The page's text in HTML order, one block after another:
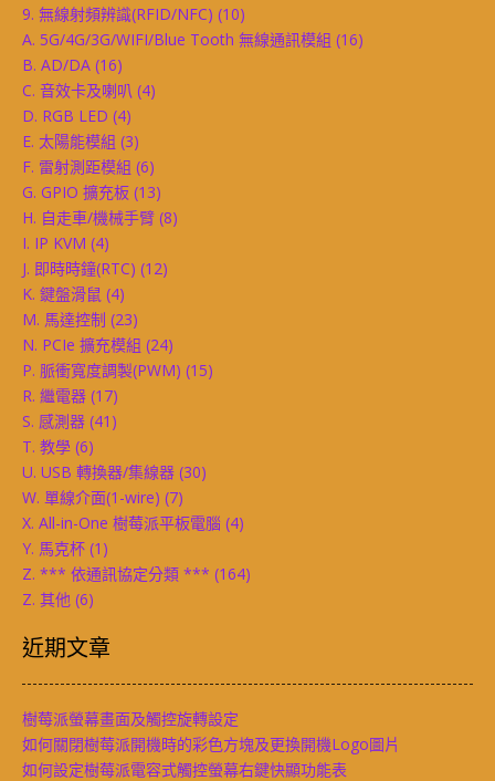
9. 無線射頻辨識(RFID/NFC) (10)
A. 5G/4G/3G/WIFI/Blue Tooth 無線通訊模組 (16)
B. AD/DA (16)
C. 音效卡及喇叭 (4)
D. RGB LED (4)
E. 太陽能模組 (3)
F. 雷射測距模組 (6)
G. GPIO 擴充板 (13)
H. 自走車/機械手臂 (8)
I. IP KVM (4)
J. 即時時鐘(RTC) (12)
K. 鍵盤滑鼠 (4)
M. 馬達控制 (23)
N. PCIe 擴充模組 (24)
P. 脈衝寬度調製(PWM) (15)
R. 繼電器 (17)
S. 感測器 (41)
T. 教學 (6)
U. USB 轉換器/集線器 (30)
W. 單線介面(1-wire) (7)
X. All-in-One 樹莓派平板電腦 (4)
Y. 馬克杯 (1)
Z. *** 依通訊協定分類 *** (164)
Z. 其他 (6)
近期文章
樹莓派螢幕畫面及觸控旋轉設定
如何關閉樹莓派開機時的彩色方塊及更換開機Logo圖片
如何設定樹莓派電容式觸控螢幕右鍵快顯功能表